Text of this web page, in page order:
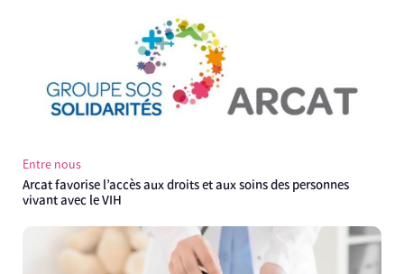
Entre nous
Arcat favorise l’accès aux droits et aux soins des personnes
vivant avec le VIH